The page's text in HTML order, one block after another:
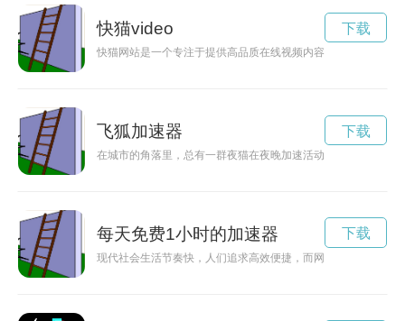
快猫video
快猫网站是一个专注于提供高品质在线视频内容的平台，涵盖
下载
飞狐加速器
在城市的角落里，总有一群夜猫在夜晚加速活动。他们享受着
下载
每天免费1小时的加速器
现代社会生活节奏快，人们追求高效便捷，而网络速度的快慢
下载